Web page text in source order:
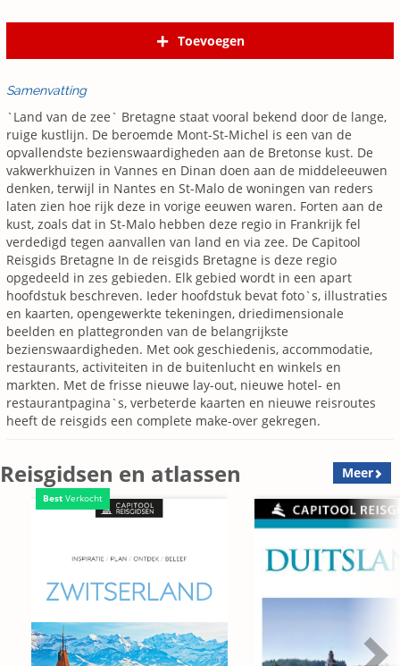
Toevoegen
Samenvatting
`Land van de zee` Bretagne staat vooral bekend door de lange,
ruige kustlijn. De beroemde Mont-St-Michel is een van de
opvallendste bezienswaardigheden aan de Bretonse kust. De
vakwerkhuizen in Vannes en Dinan doen aan de middeleeuwen
denken, terwijl in Nantes en St-Malo de woningen van reders
laten zien hoe rijk deze in vorige eeuwen waren. Forten aan de
kust, zoals dat in St-Malo hebben deze regio in Frankrijk fel
verdedigd tegen aanvallen van land en via zee. De Capitool
Reisgids Bretagne In de reisgids Bretagne is deze regio
opgedeeld in zes gebieden. Elk gebied wordt in een apart
hoofdstuk beschreven. Ieder hoofdstuk bevat foto`s, illustraties
en kaarten, opengewerkte tekeningen, driedimensionale
beelden en plattegronden van de belangrijkste
bezienswaardigheden. Met ook geschiedenis, accommodatie,
restaurants, activiteiten in de buitenlucht en winkels en
markten. Met de frisse nieuwe lay-out, nieuwe hotel- en
restaurantpagina`s, verbeterde kaarten en nieuwe reisroutes
heeft de reisgids een complete make-over gekregen.
Reisgidsen en atlassen Meer
Best Verkocht